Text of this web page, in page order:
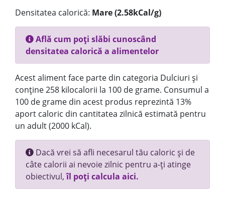
Densitatea calorică: Mare (2.58kCal/g)
Află cum poți slăbi cunoscând
densitatea calorică a alimentelor
Acest aliment face parte din categoria Dulciuri și
conține 258 kilocalorii la 100 de grame. Consumul a
100 de grame din acest produs reprezintă 13%
aport caloric din cantitatea zilnică estimată pentru
un adult (2000 kCal).
Dacă vrei să afli necesarul tău caloric și de
câte calorii ai nevoie zilnic pentru a-ți atinge
obiectivul,îl poți calcula aici.